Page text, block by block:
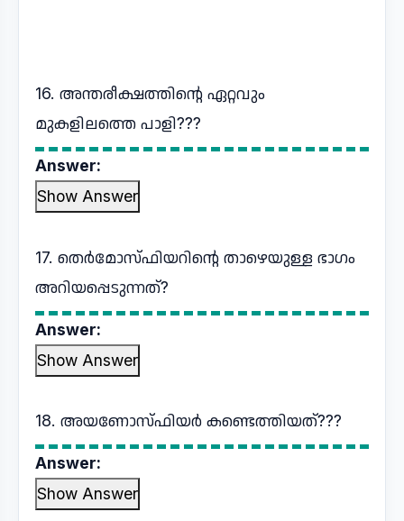
16. അന്തരീക്ഷത്തിന്റെ ഏറ്റവും
മുകളിലത്തെ പാളി???
Answer:
Show Answer
17. തെർമോസ്ഫിയറിന്റെ താഴെയുള്ള ഭാഗം
അറിയപ്പെടുന്നത്?
Answer:
Show Answer
18. അയണോസ്ഫിയർ കണ്ടെത്തിയത്???
Answer:
Show Answer